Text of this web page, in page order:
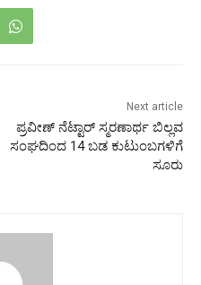
Next article
ಪ್ರವೀಣ್ ನೆಟ್ಟಾರ್ ಸ್ಮರಣಾರ್ಥ ಬಿಲ್ಲವ
ಸಂಘದಿಂದ 14 ಬಡ ಕುಟುಂಬಗಳಿಗೆ
ಸೂರು